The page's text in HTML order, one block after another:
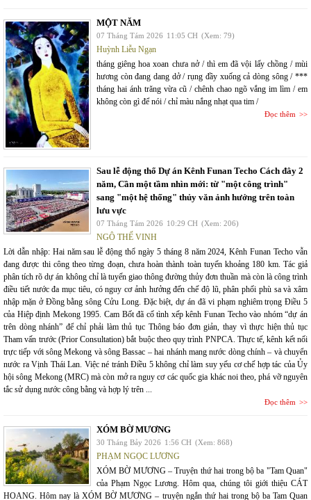
MỘT NĂM
07 Tháng Tám 2026 11:05 CH (Xem: 79)
Huỳnh Liễu Ngạn
tháng giêng hoa xoan chưa nở / thì em đã vội lấy chồng / mùi
hương còn đang dang dở / rụng đầy xuống cả dòng sông / ***
tháng hai ánh trăng vừa cũ / chênh chao ngõ vắng im lìm / em
không còn gì để nói / chỉ màu nắng nhạt qua tim /
Đọc thêm
Sau lễ động thổ Dự án Kênh Funan Techo Cách đây 2
năm, Cần một tầm nhìn mới: từ "một công trình"
sang "một hệ thống" thủy văn ảnh hưởng trên toàn
lưu vực
07 Tháng Tám 2026 10:29 CH (Xem: 206)
NGÔ THẾ VINH
Lời dẫn nhập: Hai năm sau lễ động thổ ngày 5 tháng 8 năm 2024, Kênh Funan Techo vẫn
đang được thi công theo từng đoạn, chưa hoàn thành toàn tuyến khoảng 180 km. Tác giả
phân tích rõ dự án không chỉ là tuyến giao thông đường thủy đơn thuần mà còn là công trình
điều tiết nước đa mục tiêu, có nguy cơ ảnh hưởng đến chế độ lũ, phân phối phù sa và xâm
nhập mặn ở Đồng bằng sông Cửu Long. Đặc biệt, dự án đã vi phạm nghiêm trọng Điều 5
của Hiệp định Mekong 1995. Cam Bốt đã cố tình xếp kênh Funan Techo vào nhóm “dự án
trên dòng nhánh” để chỉ phải làm thủ tục Thông báo đơn giản, thay vì thực hiện thủ tục
Tham vấn trước (Prior Consultation) bắt buộc theo quy trình PNPCA. Thực tế, kênh kết nối
trực tiếp với sông Mekong và sông Bassac – hai nhánh mang nước dòng chính – và chuyển
nước ra Vịnh Thái Lan. Việc né tránh Điều 5 không chỉ làm suy yếu cơ chế hợp tác của Ủy
hội sông Mekong (MRC) mà còn mở ra nguy cơ các quốc gia khác noi theo, phá vỡ nguyên
tắc sử dụng nước công bằng và hợp lý trên ...
Đọc thêm
XÓM BỜ MƯƠNG
30 Tháng Bảy 2026 1:56 CH (Xem: 868)
PHẠM NGỌC LƯƠNG
XÓM BỜ MƯƠNG – Truyện thứ hai trong bộ ba "Tam Quan"
của Phạm Ngọc Lương. Hôm qua, chúng tôi giới thiệu CÁT
HOANG. Hôm nay là XÓM BỜ MƯƠNG – truyện ngắn thứ hai trong bộ ba Tam Quan